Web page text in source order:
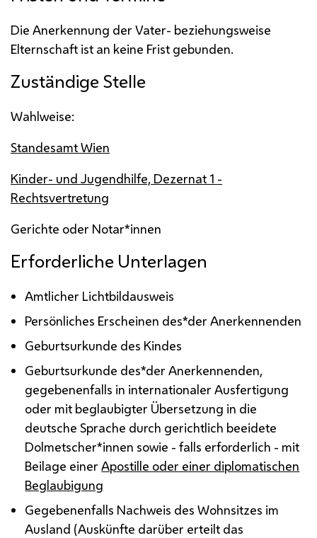
Die Anerkennung der Vater- beziehungsweise
Elternschaft ist an keine Frist gebunden.
Zuständige Stelle
Wahlweise:
Standesamt Wien
Kinder- und Jugendhilfe, Dezernat 1 -
Rechtsvertretung
Gerichte oder Notar*innen
Erforderliche Unterlagen
Amtlicher Lichtbildausweis
Persönliches Erscheinen des*der Anerkennenden
Geburtsurkunde des Kindes
Geburtsurkunde des*der Anerkennenden,
gegebenenfalls in internationaler Ausfertigung
oder mit beglaubigter Übersetzung in die
deutsche Sprache durch gerichtlich beeidete
Dolmetscher*innen sowie - falls erforderlich - mit
Beilage einerApostille oder einer diplomatischen
Beglaubigung
Gegebenenfalls Nachweis des Wohnsitzes im
Ausland (Auskünfte darüber erteilt das